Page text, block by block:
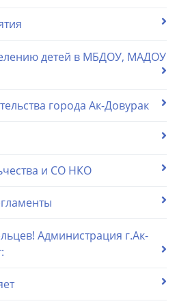
детей в МБДОУ, МАДОУ
города Ак-Довурак
и СО НКО
Администрация г.Ак-